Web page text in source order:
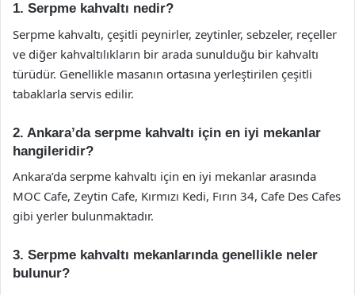
1. Serpme kahvaltı nedir?
Serpme kahvaltı, çeşitli peynirler, zeytinler, sebzeler, reçeller
ve diğer kahvaltılıkların bir arada sunulduğu bir kahvaltı
türüdür. Genellikle masanın ortasına yerleştirilen çeşitli
tabaklarla servis edilir.
2. Ankara’da serpme kahvaltı için en iyi mekanlar
hangileridir?
Ankara’da serpme kahvaltı için en iyi mekanlar arasında
MOC Cafe, Zeytin Cafe, Kırmızı Kedi, Fırın 34, Cafe Des Cafes
gibi yerler bulunmaktadır.
3. Serpme kahvaltı mekanlarında genellikle neler
bulunur?